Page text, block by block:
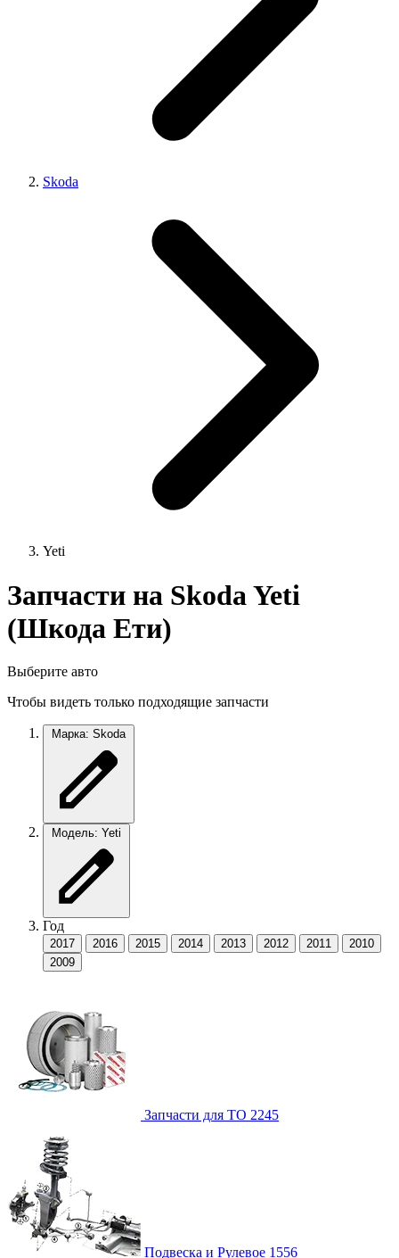
Skoda
Yeti
Запчасти на Skoda Yeti
(Шкода Ети)
Выберите авто
Чтобы видеть только подходящие запчасти
Марка: Skoda
Модель: Yeti
Год
2017 2016 2015 2014 2013 2012 2011
2010
2009
Запчасти для ТО 2245
Подвеска и Рулевое 1556